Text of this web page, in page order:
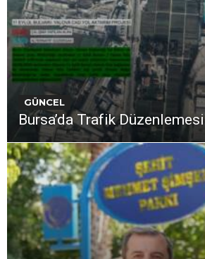
GÜNCEL
Bursa’da Trafik Düzenlemesi